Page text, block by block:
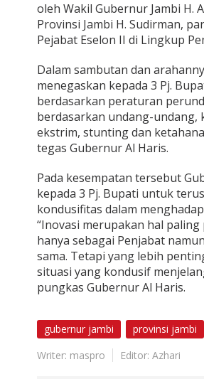
u
p
a
t
oleh Wakil Gubernur Jambi H.
Provinsi Jambi H. Sudirman,
Pejabat Eselon II di Lingkup
Dalam sambutan dan
menegaskan kepada 3 Pj.
berdasarkan peraturan
berdasarkan undang-undang,
ekstrim, stunting dan
tegas Gubernur Al Haris.
Pada kesempatan tersebut
kepada 3 Pj. Bupati untuk
kondusifitas dalam
“Inovasi merupakan hal
hanya sebagai Penjabat
sama. Tetapi yang lebih
situasi yang kondusif
pungkas Gubernur Al Haris.
gubernur jambi
provinsi jambi
Writer: maspro
Editor: Azhari